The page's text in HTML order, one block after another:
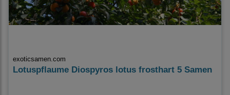
exoticsamen.com
Lotuspflaume Diospyros lotus frosthart 5 Samen